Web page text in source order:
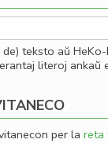
teksto aŭ
literoj ankaŭ
per la reta